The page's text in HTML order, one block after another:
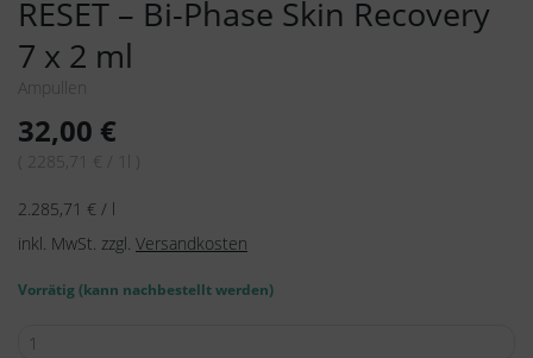
RESET – Bi-Phase Skin Recovery
7 x 2 ml
Ampullen
32,00 €
( 2285,71 € / 1l )
2.285,71 € / l
inkl. MwSt. zzgl. Versandkosten
Vorrätig (kann nachbestellt werden)
RESET